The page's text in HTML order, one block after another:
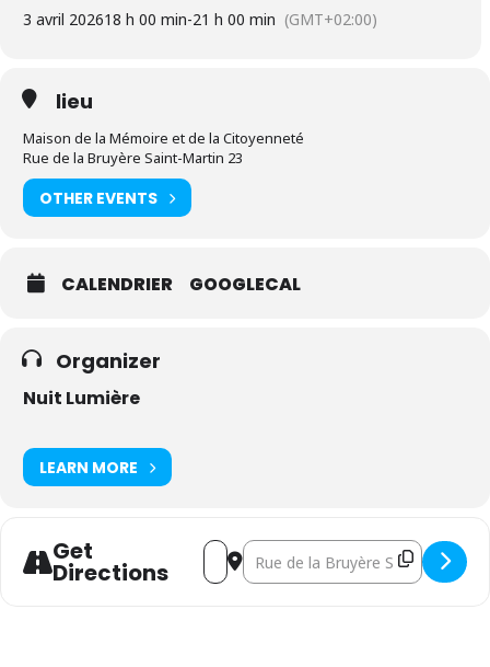
3 avril 202618 h 00 min-21 h 00 min (GMT+02:00)
lieu
Maison de la Mémoire et de la Citoyenneté
Rue de la Bruyère Saint-Martin 23
OTHER EVENTS
CALENDRIER GOOGLECAL
Organizer
Nuit Lumière
LEARN MORE
Get
Directions
Address - Atelier créatif Nuit
Destination Address - Atelier